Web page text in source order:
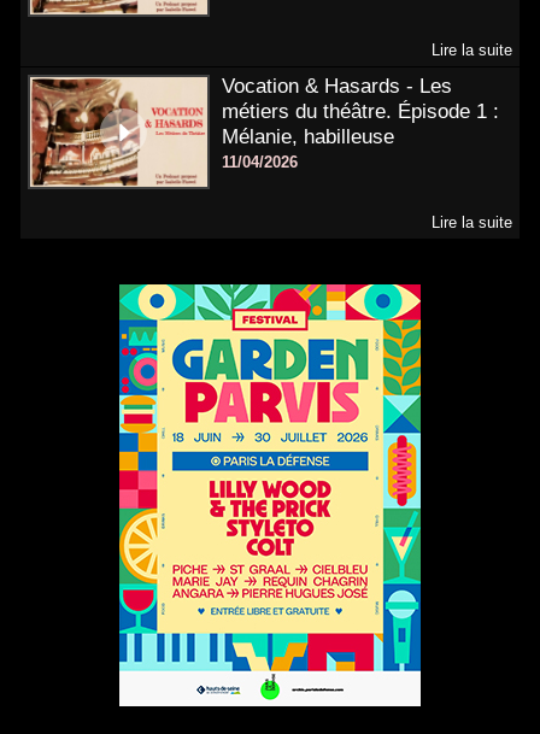
Lire la suite
Vocation & Hasards - Les
métiers du théâtre. Épisode 1 :
Mélanie, habilleuse
11/04/2026
Lire la suite